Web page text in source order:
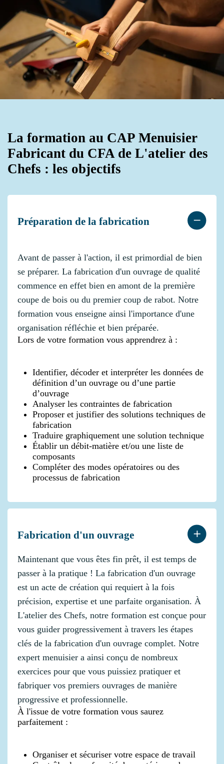
La formation au CAP Menuisier
Fabricant du CFA de L'atelier des
Chefs : les objectifs
Préparation de la fabrication
Avant de passer à l'action, il est primordial de bien
se préparer. La fabrication d'un ouvrage de qualité
commence en effet bien en amont de la première
coupe de bois ou du premier coup de rabot. Notre
formation vous enseigne ainsi l'importance d'une
organisation réfléchie et bien préparée.
Lors de votre formation vous apprendrez à :
Identifier, décoder et interpréter les données de
définition d’un ouvrage ou d’une partie
d’ouvrage
Analyser les contraintes de fabrication
Proposer et justifier des solutions techniques de
fabrication
Traduire graphiquement une solution technique
Établir un débit-matière et/ou une liste de
composants
Compléter des modes opératoires ou des
processus de fabrication
Fabrication d'un ouvrage
Maintenant que vous êtes fin prêt, il est temps de
passer à la pratique ! La fabrication d'un ouvrage
est un acte de création qui requiert à la fois
précision, expertise et une parfaite organisation. À
L'atelier des Chefs, notre formation est conçue pour
vous guider progressivement à travers les étapes
clés de la fabrication d'un ouvrage complet. Notre
expert menuisier a ainsi conçu de nombreux
exercices pour que vous puissiez pratiquer et
fabriquer vos premiers ouvrages de manière
progressive et professionnelle.
À l'issue de votre formation vous saurez
parfaitement :
Organiser et sécuriser votre espace de travail